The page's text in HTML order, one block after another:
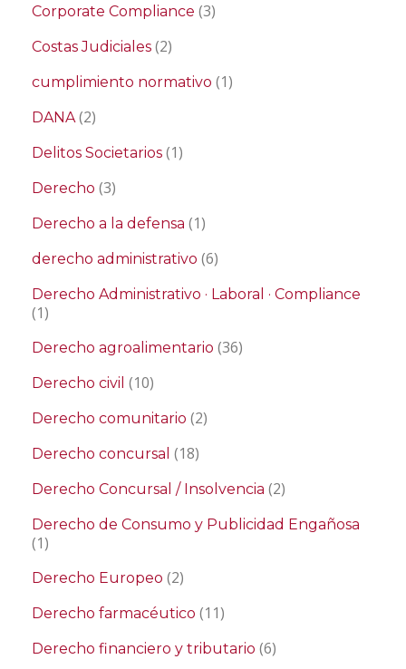
Corporate Compliance (3)
Costas Judiciales (2)
cumplimiento normativo (1)
DANA(2)
Delitos Societarios (1)
Derecho (3)
Derecho a la defensa (1)
derecho administrativo (6)
Derecho Administrativo · Laboral · Compliance
(1)
Derecho agroalimentario (36)
Derecho civil (10)
Derecho comunitario (2)
Derecho concursal (18)
Derecho Concursal / Insolvencia (2)
Derecho de Consumo y Publicidad Engañosa
(1)
Derecho Europeo (2)
Derecho farmacéutico (11)
Derecho financiero y tributario (6)